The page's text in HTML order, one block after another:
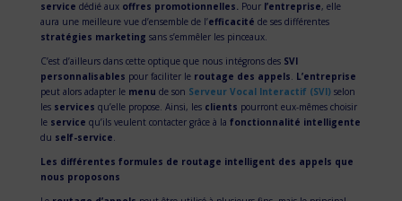
service dédié aux offres promotionnelles. Pour l’entreprise, elle
aura une meilleure vue d’ensemble de l’efficacité de ses différentes
stratégies marketing sans s’emmêler les pinceaux.
C’est d’ailleurs dans cette optique que nous intégrons des SVI
personnalisables pour faciliter le routage des appels L’entreprise
peut alors adapter le menu de son Serveur Vocal Interactif (SVI)selon
les services qu’elle propose. Ainsi, les clients pourront eux-mêmes choisir
le service qu’ils veulent contacter grâce à la fonctionnalité intelligente
du self-service
Les différentes formules de routage intelligent des appels que
nous proposons